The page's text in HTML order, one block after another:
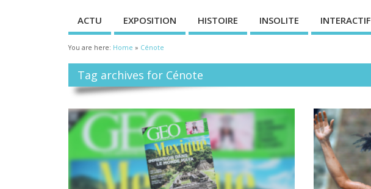
ACTU EXPOSITION HISTOIRE INSOLITE INTERACTIF
You are here: Home » Cénote
Tag archives for Cénote